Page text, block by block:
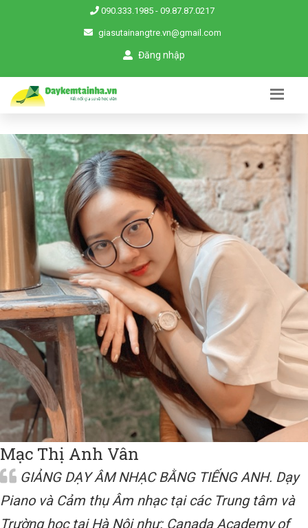
090.333.1985 - 09.87.87.0217
giasutainangtre.vn@gmail.com
Đăng nhập
Mạc Thị Anh Vân
GIẢNG DẠY ÂM NHẠC BẰNG TIẾNG ANH. Dạy
Piano và Cảm thụ Âm nhạc tại các Trung tâm và
Trường học tại Hà Nội như: Canada Academy of